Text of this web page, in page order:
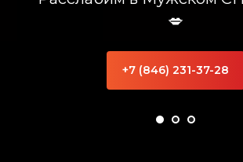
💋
+7 (846) 231-37-28